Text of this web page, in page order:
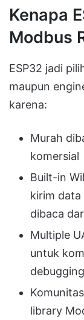
Kenapa
Modbus
ESP32 jadi
maupun
karena:
Murah
komersial
Built-in
kirim data
dibaca
Multiple
untuk
library